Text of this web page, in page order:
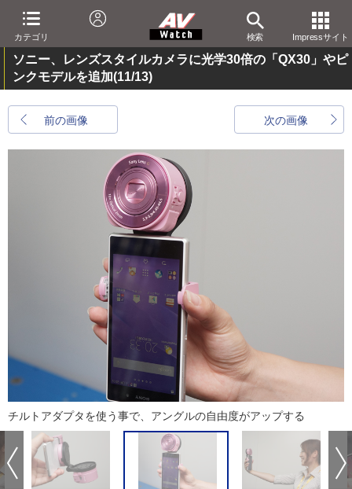
カテゴリ 検索 Impressサイト
ソニー、レンズスタイルカメラに光学30倍の「QX30」やピ
ンクモデルを追加(11/13)
前の画像 次の画像
チルトアダプタを使う事で、アングルの自由度がアップする